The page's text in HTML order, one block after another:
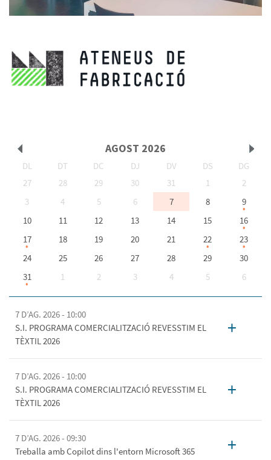
<Ant Seg
AGOST 2026
DL DT DC DJ DV DS
DG
27
28 29 30 31 1
2
3
4 5 6 7 8
9
10
11 12 13 14 15
16
17
18 19 20 21 22
23
24
25 26 27 28 29
30
31
1 2 3 4 5 6
7 D’AG. 2026 - 10:00
S.I. PROGRAMA COMERCIALITZACIÓ REVESSTIM EL
TÈXTIL 2026
+
7 D’AG. 2026 - 10:00
S.I. PROGRAMA COMERCIALITZACIÓ REVESSTIM EL
TÈXTIL 2026
+
7 D’AG. 2026 - 09:30
Treballa amb Copilot dins l'entorn Microsoft 365
+